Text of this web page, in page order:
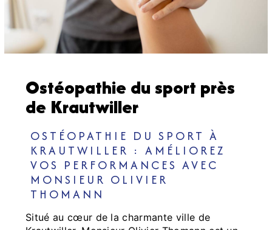
Ostéopathie du sport près
de Krautwiller
OSTÉOPATHIE DU SPORT À
KRAUTWILLER : AMÉLIOREZ
VOS PERFORMANCES AVEC
MONSIEUR OLIVIER
THOMANN
Situé au cœur de la charmante ville de